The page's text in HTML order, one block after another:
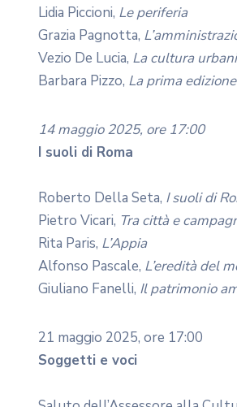
Lidia Piccioni, Le periferia
Grazia Pagnotta,
Vezio De Lucia, La cultura
Barbara Pizzo, La prima
14 maggio 2025, ore 17:00
I suoli di Roma
Roberto Della Seta, I suoli di
Pietro Vicari, Tra città e
Rita Paris, L’Appia
Alfonso Pascale, L’eredità del
Giuliano Fanelli, Il patrimonio
21 maggio 2025, ore 17:00
Soggetti e voci